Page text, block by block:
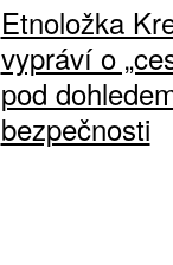
Etnoložka
vypráví o
pod
bezpečnosti